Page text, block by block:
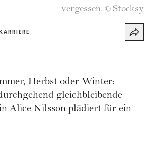
vergessen. © Stocksy
Herbst oder Winter:
gleichbleibende
Alice Nilsson plädiert für ein